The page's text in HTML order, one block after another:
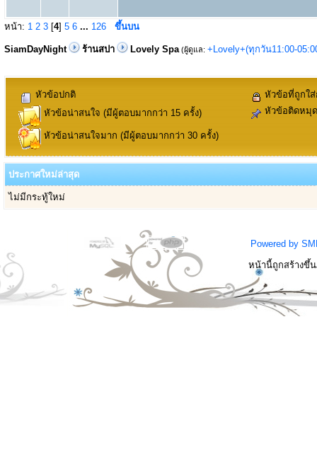
หน้า: 1 2 3 [4] 5 6 ... 126 ขึ้นบน
SiamDayNight ร้านสปา Lovely Spa (ผู้ดูแล: +Lovely+(ทุกวัน11:00-
หัวข้อปกติ
หัวข้อน่าสนใจ (มีผู้ตอบมากกว่า 15 ครั้ง)
หัวข้อน่าสนใจมาก (มีผู้ตอบมากกว่า 30 ครั้ง)
หัวข้อที่ถูกใ
หัวข้อติดหมุด
ประกาศใหม่ล่าสุด
ไม่มีกระทู้ใหม่
Powered by
หน้านี้ถูกสร้างขึ้น